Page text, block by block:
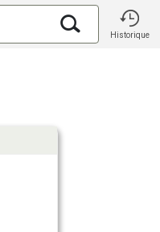
Historique